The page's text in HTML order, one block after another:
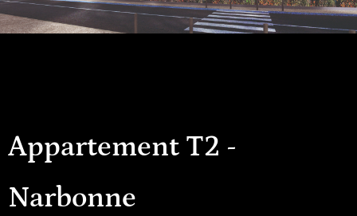
Appartement T2 -
Narbonne